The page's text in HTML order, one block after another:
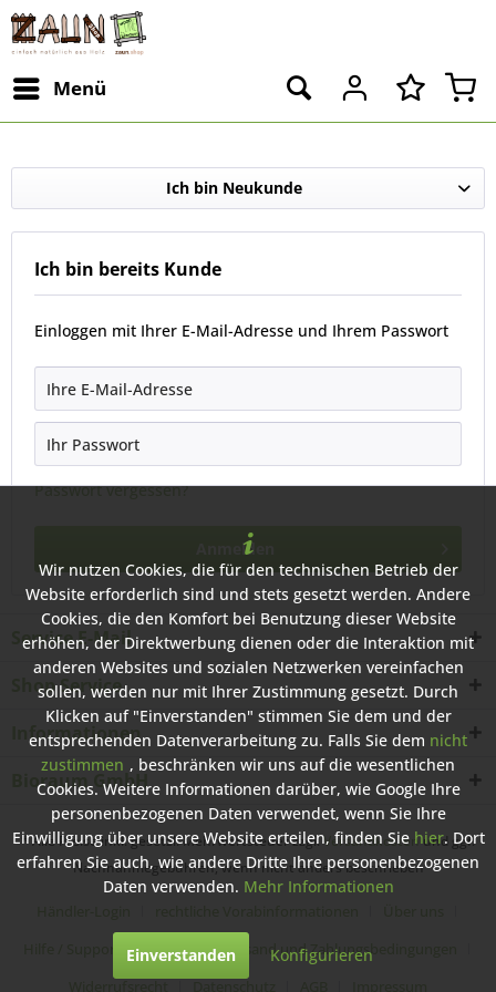
Menü
Ich bin Neukunde
Ich bin bereits Kunde
Einloggen mit Ihrer E-Mail-Adresse und Ihrem Passwort
Passwort vergessen?
Anmelden
Service E-Mail
Shop Service
Informationen
Bioraum GmbH
* Alle Preise inkl. gesetzl. Mehrwertsteuer zzgl.Versandkostenund ggf.
Nachnahmegebühren, wenn nicht anders beschrieben
Kontakt
Versand und Zahlungsbedingungen
Wir nutzen Cookies, die für den technischen Betrieb der
Website erforderlich sind und stets gesetzt werden. Andere
Cookies, die den Komfort bei Benutzung dieser Website
erhöhen, der Direktwerbung dienen oder die Interaktion mit
anderen Websites und sozialen Netzwerken vereinfachen
sollen, werden nur mit Ihrer Zustimmung gesetzt. Durch
Klicken auf "Einverstanden" stimmen Sie dem und der
entsprechenden Datenverarbeitung zu. Falls Sie dem nicht
zustimmen , beschränken wir uns auf die wesentlichen
Cookies. Weitere Informationen darüber, wie Google Ihre
personenbezogenen Daten verwendet, wenn Sie Ihre
Einwilligung über unsere Website erteilen, finden Sie hier. Dort
erfahren Sie auch, wie andere Dritte Ihre personenbezogenen
Daten verwenden. Mehr Informationen
Einverstanden Konfigurieren